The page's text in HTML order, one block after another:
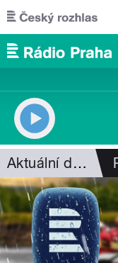
Přejít k hlavnímu
Aktuální dění